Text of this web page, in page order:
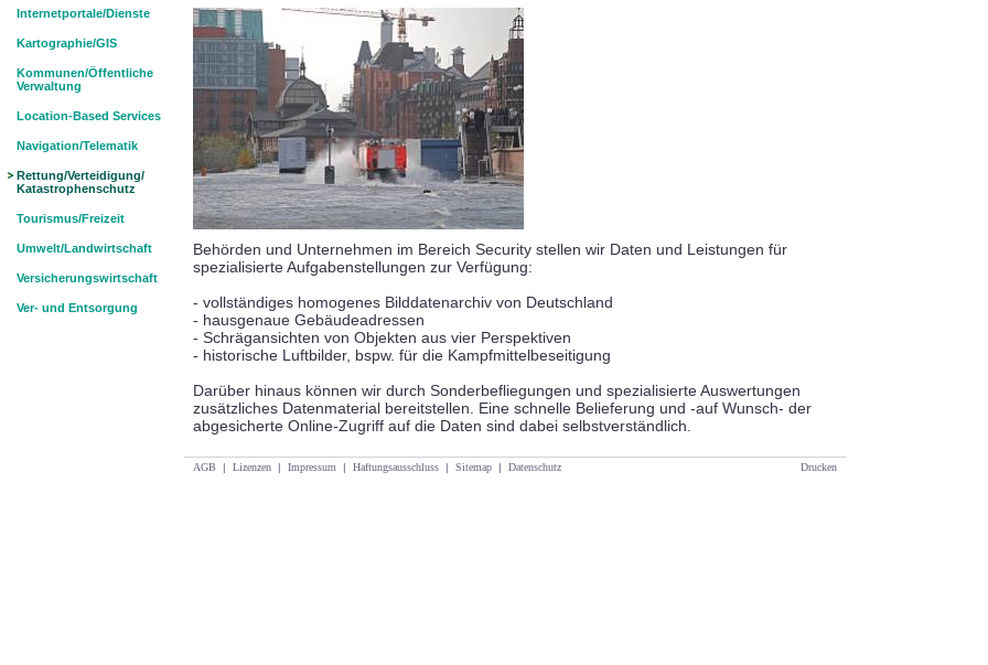
Internetportale/Dienste
Kartographie/GIS
Kommunen/Öffentliche
Verwaltung
Location-Based Services
Navigation/Telematik
Rettung/Verteidigung/
Katastrophenschutz
Tourismus/Freizeit
Umwelt/Landwirtschaft
Versicherungswirtschaft
Ver- und Entsorgung
Behörden und Unternehmen im Bereich Security stellen wir Daten und Leistungen für
spezialisierte Aufgabenstellungen zur Verfügung:
- vollständiges homogenes Bilddatenarchiv von Deutschland
- hausgenaue Gebäudeadressen
- Schrägansichten von Objekten aus vier Perspektiven
- historische Luftbilder, bspw. für die Kampfmittelbeseitigung
Darüber hinaus können wir durch Sonderbefliegungen und spezialisierte Auswertungen
zusätzliches Datenmaterial bereitstellen. Eine schnelle Belieferung und -auf Wunsch- der
abgesicherte Online-Zugriff auf die Daten sind dabei selbstverständlich.
AGB | Lizenzen | Impressum | Haftungsausschluss | Sitemap | Datenschutz Drucken